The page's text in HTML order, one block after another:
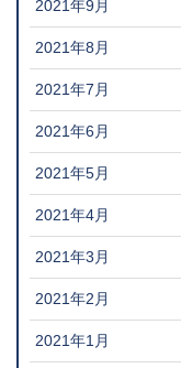
2021年9月
2021年8月
2021年7月
2021年6月
2021年5月
2021年4月
2021年3月
2021年2月
2021年1月